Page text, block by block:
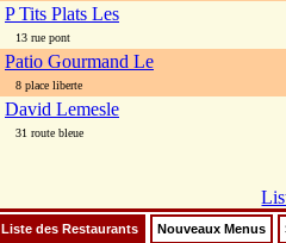
P Tits Plats Les
13 rue pont
Patio Gourmand Le
8 place liberte
David Lemesle
31 route bleue
Liste des Restaurants Nouveaux Menus